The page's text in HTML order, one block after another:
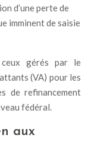
d’une perte de
imminent de saisie
ceux gérés par le
(VA) pour les
de refinancement
fédéral.
aux